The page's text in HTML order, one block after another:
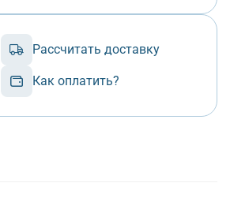
Рассчитать доставку
Как оплатить?